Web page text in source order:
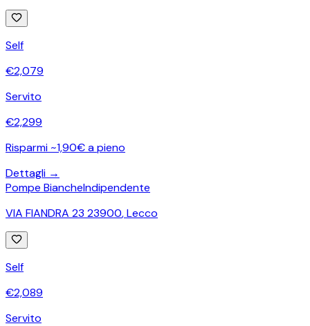
Self
€2,079
Servito
€2,299
Risparmi ~1,90€ a pieno
Dettagli →
Pompe BiancheIndipendente
VIA FIANDRA 23 23900,Lecco
Self
€2,089
Servito